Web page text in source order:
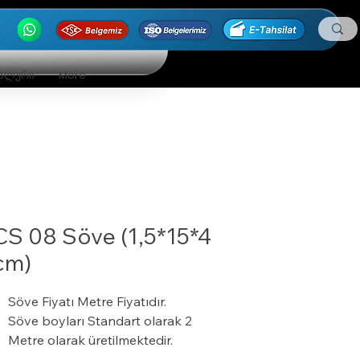
More
08 Söve (1,5*15*4
Söve Fiyatı Metre Fiyatıdır.
Söve boyları Standart olarak 2
Metre olarak üretilmektedir.